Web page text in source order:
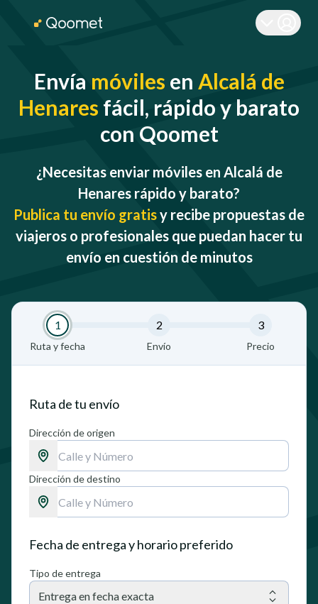
Envía móviles en Alcalá de
Henares fácil, rápido y barato
con Qoomet
¿Necesitas enviar móviles en Alcalá de
Henares rápido y barato?
Publica tu envío gratisy recibe propuestas de
viajeros o profesionales que puedan hacer tu
envío en cuestión de minutos
1
Ruta y fecha
2
Envío
3
Precio
Ruta de tu envío
Dirección de origen
Dirección de destino
Fecha de entrega y horario preferido
Tipo de entrega
Entrega en fecha exacta